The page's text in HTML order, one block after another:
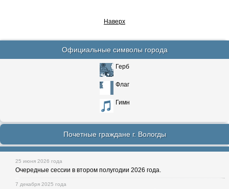
Наверх
Официальные символы города
Герб
Флаг
Гимн
Почетные граждане г. Вологды
25 июня 2026 года
Очередные сессии в втором полугодии 2026 года.
7 декабря 2025 года